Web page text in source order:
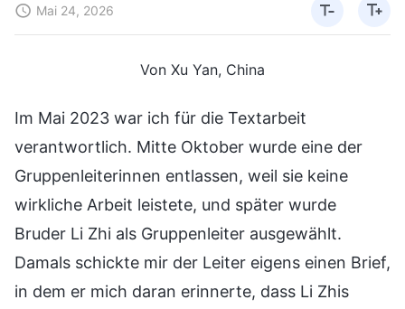
Mai 24, 2026
Von Xu Yan, China
Im Mai 2023 war ich für die Textarbeit
verantwortlich. Mitte Oktober wurde eine der
Gruppenleiterinnen entlassen, weil sie keine
wirkliche Arbeit leistete, und später wurde
Bruder Li Zhi als Gruppenleiter ausgewählt.
Damals schickte mir der Leiter eigens einen Brief,
in dem er mich daran erinnerte, dass Li Zhis